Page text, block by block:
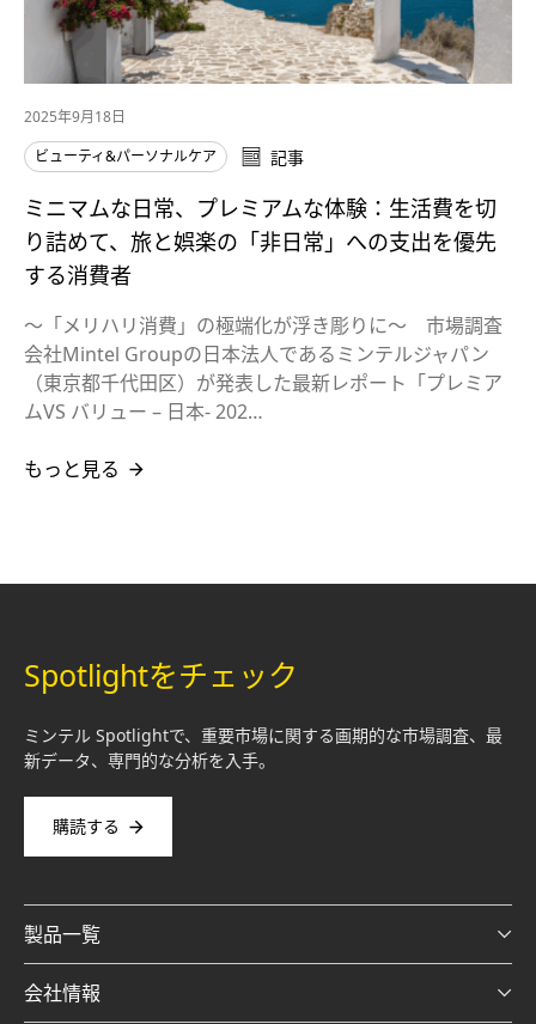
2025年9月18日
ビューティ&パーソナルケア
記事
ミニマムな日常、プレミアムな体験：生活費を切
り詰めて、旅と娯楽の「非日常」への支出を優先
する消費者
～「メリハリ消費」の極端化が浮き彫りに～​ 市場調査
会社Mintel Groupの日本法人であるミンテルジャパン
（東京都千代田区）が発表した最新レポート「プレミア
ムVS バリュー – 日本- 202…
もっと見る
Spotlightをチェック
ミンテル Spotlightで、重要市場に関する画期的な市場調査、最
新データ、専門的な分析を入手。
購読する
製品一覧
会社情報